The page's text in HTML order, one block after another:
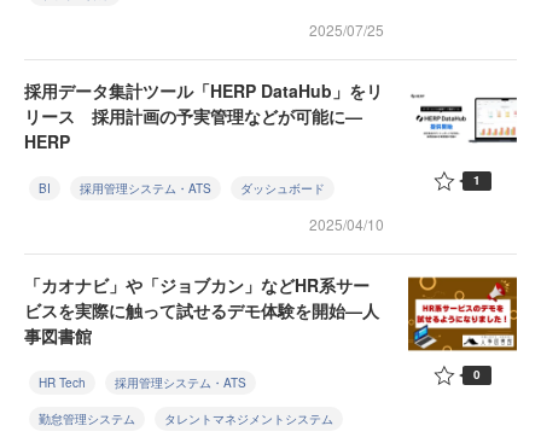
2025/07/25
採用データ集計ツール「HERP DataHub」をリ
リース 採用計画の予実管理などが可能に—
HERP
BI 採用管理システム・ATS ダッシュボード
2025/04/10
1
「カオナビ」や「ジョブカン」などHR系サー
ビスを実際に触って試せるデモ体験を開始—人
事図書館
HR Tech 採用管理システム・ATS
勤怠管理システム タレントマネジメントシステム
0